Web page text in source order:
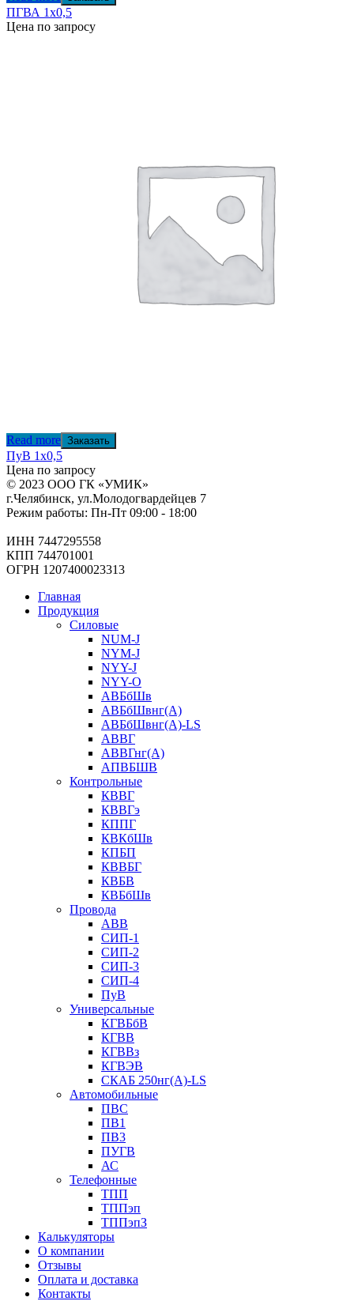
ПГВА 1х0,5
Цена по запросу
Read more Заказать
ПуВ 1х0,5
Цена по запросу
© 2023 ООО ГК «УМИК»
г.Челябинск, ул.Молодогвардейцев 7
Режим работы: Пн-Пт 09:00 - 18:00
ИНН 7447295558
КПП 744701001
ОГРН 1207400023313
Главная
Продукция
Силовые
NUM-J
NYM-J
NYY-J
NYY-O
АВБбШв
АВБбШвнг(А)
АВБбШвнг(А)-LS
АВВГ
АВВГнг(А)
АПВБШВ
Контрольные
КВВГ
КВВГэ
КППГ
КВКбШв
КПБП
КВВБГ
КВБВ
КВБбШв
Провода
АВВ
СИП-1
СИП-2
СИП-3
СИП-4
ПуВ
Универсальные
КГВБбВ
КГВВ
КГВВз
КГВЭВ
СКАБ 250нг(А)-LS
Автомобильные
ПВС
ПВ1
ПВ3
ПУГВ
АС
Телефонные
ТПП
ТППэп
ТППэпЗ
Калькуляторы
О компании
Отзывы
Оплата и доставка
Контакты